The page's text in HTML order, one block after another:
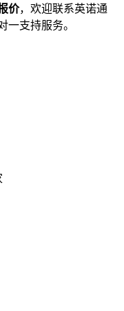
价，欢迎联系英诺通
支持服务。